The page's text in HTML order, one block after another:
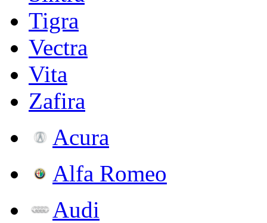
Tigra
Vectra
Vita
Zafira
Acura
Alfa Romeo
Audi